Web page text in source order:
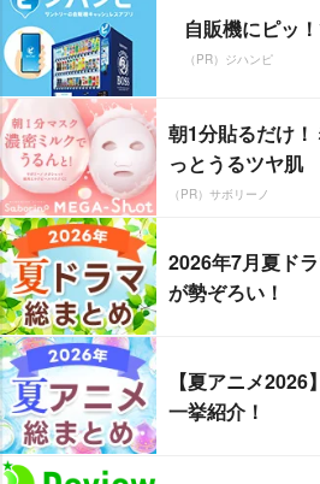
自販機にピッ
（PR）ジハンピ
朝1分貼るだけ
っとうるツヤ肌
（PR）サボリーノ
2026年7月夏ド
が勢ぞろい！
【夏アニメ
一挙紹介！